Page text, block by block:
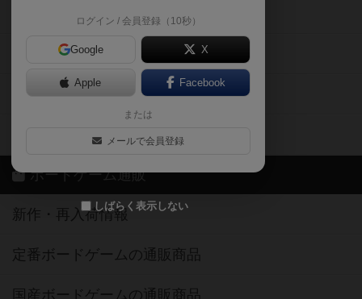
ログイン / 会員登録（10秒）
Google X
Apple Facebook
または
メールで会員登録
しばらく表示しない
掲示板・トピックス
ボドとも・会員一覧
ボードゲーム業界コラム
ボドゲーマご利用案内
ボードゲーム通販
新作・再入荷情報
定番ボードゲームの通販商品
国産ボードゲームの通販商品